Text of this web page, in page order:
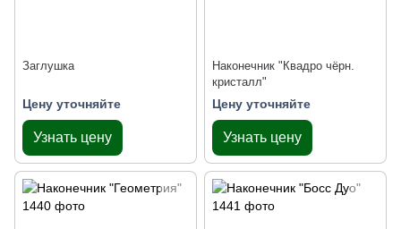
Заглушка
Цену уточняйте
Узнать цену
Наконечник "Квадро чёрн.
кристалл"
Цену уточняйте
Узнать цену